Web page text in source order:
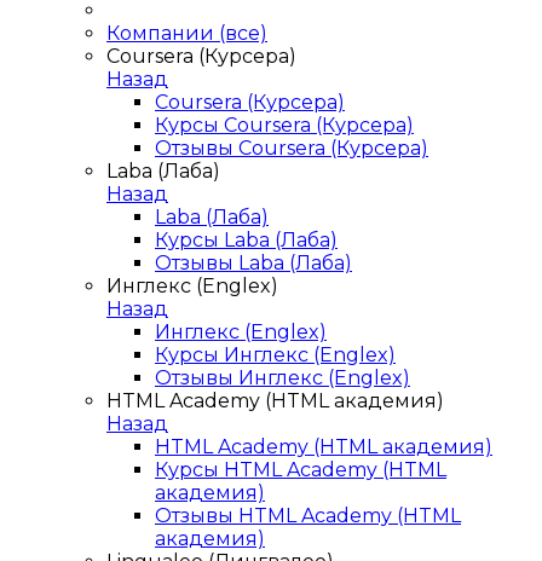
Компании (все)
Coursera (Курсера)
Назад
Coursera (Курсера)
Курсы Coursera (Курсера)
Отзывы Coursera (Курсера)
Laba (Лаба)
Назад
Laba (Лаба)
Курсы Laba (Лаба)
Отзывы Laba (Лаба)
Инглекс (Englex)
Назад
Инглекс (Englex)
Курсы Инглекс (Englex)
Отзывы Инглекс (Englex)
HTML Academy (HTML академия)
Назад
HTML Academy (HTML академия)
Курсы HTML Academy (HTML
академия)
Отзывы HTML Academy (HTML
академия)